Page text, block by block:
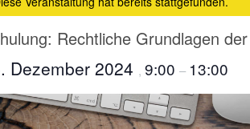
Rechtliche Grundlagen
Dezember 2024 , 9:00 – 13:00